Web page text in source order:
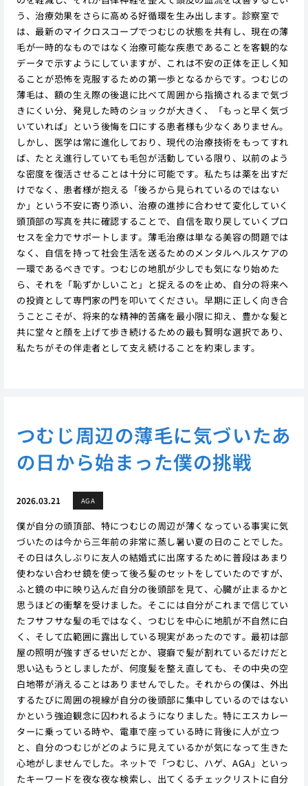
う、治療効果をさらに高める好循環を生み出します。診察室で
は、最新のマイクロスコープでつむじの状態を共有し、現在の薄
毛が一時的なものではなく治療可能な疾患であることを客観的な
データで示すようにしていますが、これは不安の正体を正しく知
ることが恐怖を克服するための第一歩となるからです。つむじの
薄毛は、額の生え際の後退に比べて周囲から指摘されるまで気づ
きにくい分、発見した時のショックが大きく、「もっと早く気づ
いていれば」という後悔を口にする患者様も少なくありません。
しかし、医学は常に進化しており、現代の治療技術をもってすれ
ば、たとえ進行していても毛包が活動している限り、以前のよう
な密度を復活させることは十分に可能です。私たちは薬を出すだ
けでなく、患者様が抱える「後ろから見られているのではない
か」という不安に寄り添い、治療の進捗に合わせて変化していく
頭頂部の写真を共に確認することで、自信を取り戻していくプロ
セスを全力でサポートします。薄毛治療は単なる美容の問題では
なく、自信を持って社会生活を送るためのメンタルヘルスケアの
一環であるべきです。つむじの地肌が少しでも気になり始めた
ら、それを「恥ずかしいこと」と捉えるのを止め、自分の将来へ
の投資として専門家の門を叩いてください。早期に正しく向き合
うことこそが、将来的な精神的苦痛を最小限に抑え、豊かな髪と
共に堂々と顔を上げて歩き続けるための最も賢明な選択であり、
私たちがその伴走者として支え続けることを約束します。
つむじ周辺の薄毛に気づいたあ
の日から始まった僕の挑戦
2026.03.21 AGA
僕が自分の頭頂部、特につむじの周辺が薄くなっている事実に気
づいたのは今から三年前の非常に蒸し暑い夏の日のことでした。
その日は久しぶりに友人の結婚式に出席するために普段はあまり
使わない合わせ鏡を使って後ろ髪のセットをしていたのですが、
ふと鏡の中に映り込んだ自分の後頭部を見て、心臓が止まるかと
思うほどの衝撃を受けました。そこには自分がこれまで信じてい
たフサフサな髪の毛ではなく、つむじを中心に地肌が不自然に白
く、そして広範囲に露出している現実があったのです。最初は部
屋の照明が強すぎるせいだとか、寝癖で髪が割れているだけだと
思い込もうとしましたが、何度髪を整え直しても、その中央の空
白地帯が消えることはありませんでした。それからの僕は、外出
するたびに周囲の視線が自分の後頭部に集中しているのではない
かという強迫観念に囚われるようになりました。特にエスカレー
ターに乗っている時や、電車で座っている時に背後に人が立つ
と、自分のつむじがどのように見えているかが気になって生きた
心地がしませんでした。ネットで「つむじ、ハゲ、AGA」といっ
たキーワードを夜な夜な検索し、出てくるチェックリストに自分